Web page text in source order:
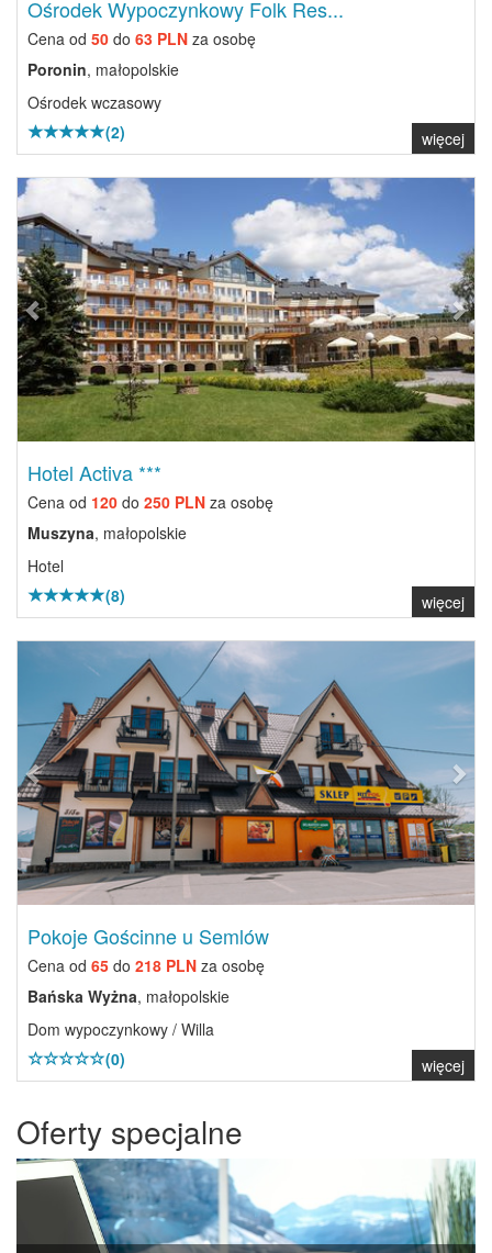
Ośrodek Wypoczynkowy Folk Res...
Cena od 50 do 63 PLN za osobę
Poronin, małopolskie
Ośrodek wczasowy
(2)
więcej
Previous Next
Hotel Activa ***
Cena od 120 do 250 PLN za osobę
Muszyna, małopolskie
Hotel
(8)
więcej
Previous Next
Pokoje Gościnne u Semlów
Cena od 65 do 218 PLN za osobę
Bańska Wyżna, małopolskie
Dom wypoczynkowy / Willa
(0)
więcej
Oferty specjalne